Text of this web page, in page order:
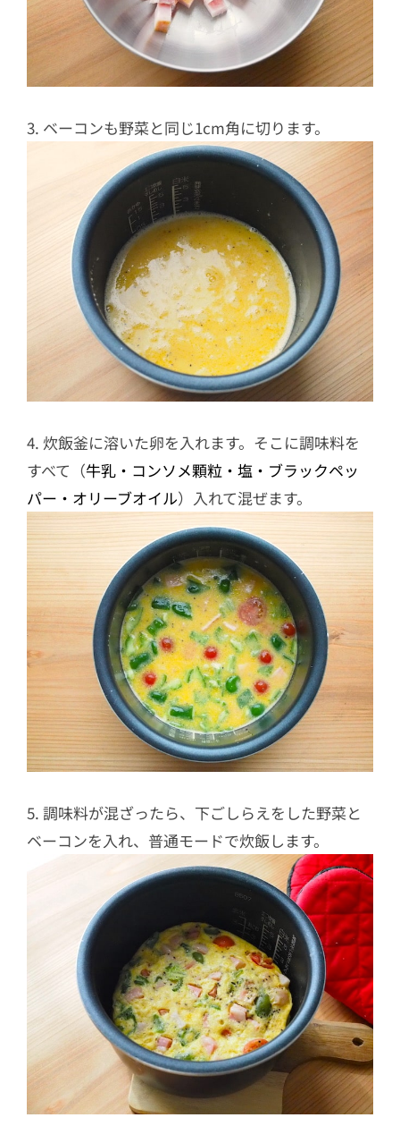
3. ベーコンも野菜と同じ1cm角に切ります。
4. 炊飯釜に溶いた卵を入れます。そこに調味料を
すべて（牛乳・コンソメ顆粒・塩・ブラックペッ
パー・オリーブオイル）入れて混ぜます。
5. 調味料が混ざったら、下ごしらえをした野菜と
ベーコンを入れ、普通モードで炊飯します。